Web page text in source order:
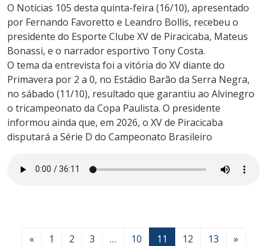
O Notícias 105 desta quinta-feira (16/10), apresentado
por Fernando Favoretto e Leandro Bollis, recebeu o
presidente do Esporte Clube XV de Piracicaba, Mateus
Bonassi, e o narrador esportivo Tony Costa.
O tema da entrevista foi a vitória do XV diante do
Primavera por 2 a 0, no Estádio Barão da Serra Negra,
no sábado (11/10), resultado que garantiu ao Alvinegro
o tricampeonato da Copa Paulista. O presidente
informou ainda que, em 2026, o XV de Piracicaba
disputará a Série D do Campeonato Brasileiro
« 1 2 3 … 10 11 12 13 »